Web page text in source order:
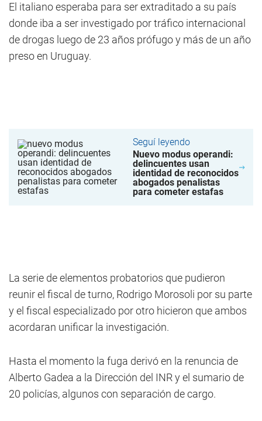
El italiano esperaba para ser extraditado a su país
donde iba a ser investigado por tráfico internacional
de drogas luego de 23 años prófugo y más de un año
preso en Uruguay.
Seguí leyendo
Nuevo modus operandi:
delincuentes usan
identidad de reconocidos
abogados penalistas
para cometer estafas
La serie de elementos probatorios que pudieron
reunir el fiscal de turno, Rodrigo Morosoli por su parte
y el fiscal especializado por otro hicieron que ambos
acordaran unificar la investigación.
Hasta el momento la fuga derivó en la renuncia de
Alberto Gadea a la Dirección del INR y el sumario de
20 policías, algunos con separación de cargo.